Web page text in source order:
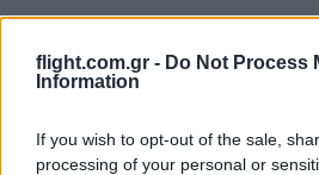
flight.com.gr - Do Not Process
Information
If you wish to opt-out of the sale,
processing of your personal or